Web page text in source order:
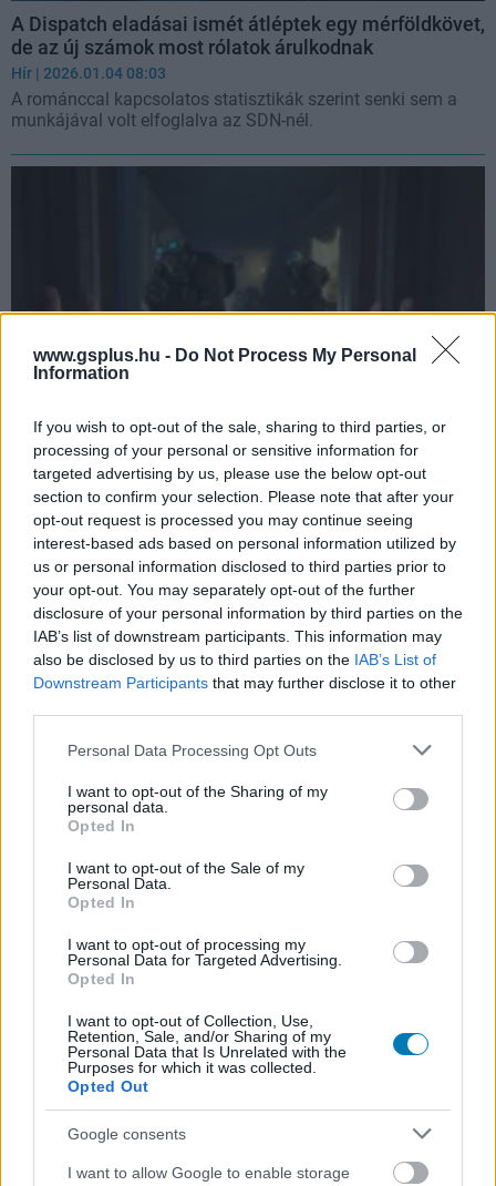
www.gsplus.hu - Do Not Process My Personal
Information
If you wish to opt-out of the sale, sharing to third parties, or
processing of your personal or sensitive information for
targeted advertising by us, please use the below opt-out
section to confirm your selection. Please note that after your
opt-out request is processed you may continue seeing
interest-based ads based on personal information utilized by
us or personal information disclosed to third parties prior to
your opt-out. You may separately opt-out of the further
disclosure of your personal information by third parties on the
IAB’s list of downstream participants. This information may
also be disclosed by us to third parties on the IAB’s List of
Downstream Participants that may further disclose it to other
Please note that this website/app uses one or more Google
not limited to your visit or usage behaviour. You may click to
grant or deny consent to Google and its third-party tags to
use your data for below specified purposes in below Google
consent section.
Personal Data Processing Opt Outs
I want to opt-out of the Sharing of my
personal data.
Opted In
I want to opt-out of the Sale of my
Personal Data.
Opted In
I want to opt-out of processing my
Personal Data for Targeted Advertising.
Opted In
I want to opt-out of Collection, Use,
Retention, Sale, and/or Sharing of my
Personal Data that Is Unrelated with the
Purposes for which it was collected.
Opted Out
Google consents
I want to allow Google to enable storage
A Dispatch eladásai ismét átléptek egy mérföldkövet,
de az új számok most rólatok árulkodnak
Hír | 2026.01.04 08:03
A románccal kapcsolatos statisztikák szerint senki sem a
munkájával volt elfoglalva az SDN-nél.
Ezzel játszunk a hétvégén: Half-Life: Alyx és
Dispatch
| 2026.01.03 14:02
Szuperhősöket menedzselünk, amikor épp nem City 17-ben
kalandozunk.
Szerintünk ezek voltak 2025 legjobb játékai
| 2025.12.30 10:32
A kis csapatok idén végleg lekörözték a nagy kiadókat.